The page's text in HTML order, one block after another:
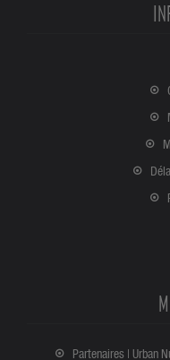
Partenaires | Urban